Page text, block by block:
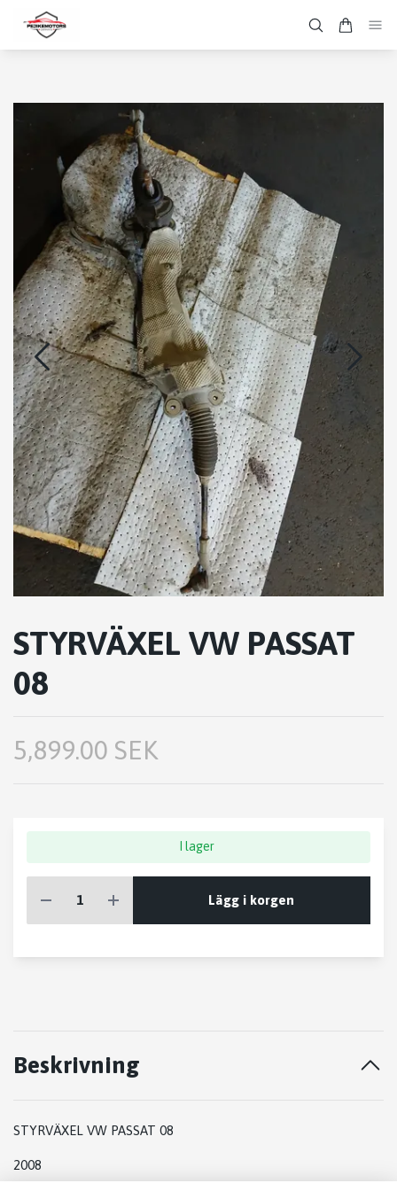
STYRVÄXEL VW PASSAT
08
5,899.00 SEK
I lager
Lägg i korgen
Beskrivning
STYRVÄXEL VW PASSAT 08
2008